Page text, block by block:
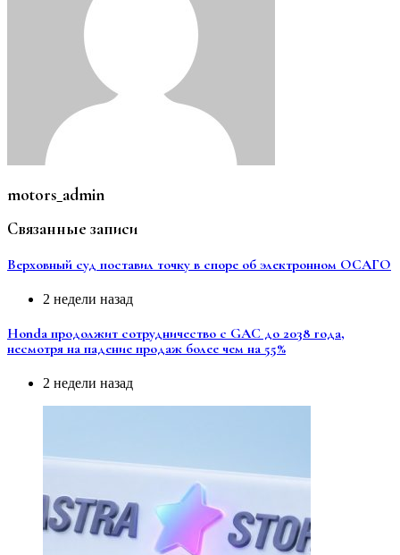
motors_admin
Связанные записи
Верховный суд поставил точку в споре об электронном ОСАГО
2 недели назад
Honda продолжит сотрудничество с GAC до 2038 года,
несмотря на падение продаж более чем на 55%
2 недели назад